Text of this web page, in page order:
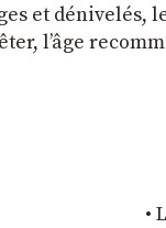
et dénivelés,
l’âge
•